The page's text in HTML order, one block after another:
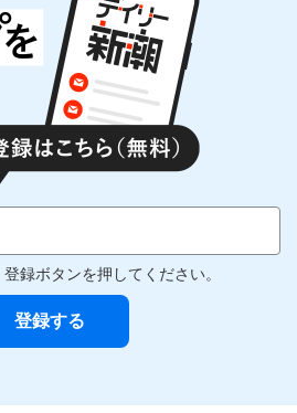
録ボタンを押してください。